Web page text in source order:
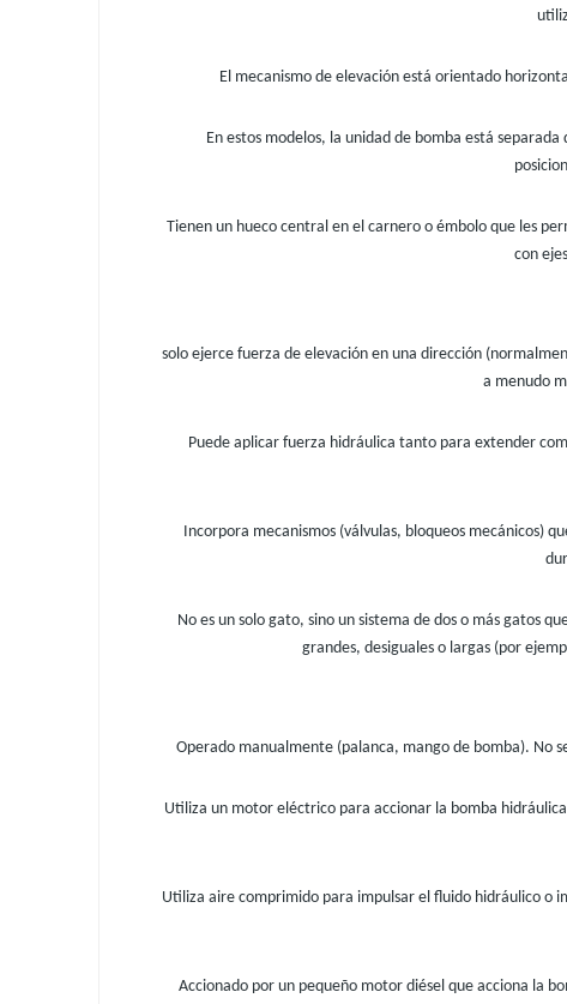
El mecanismo de elevación está orientado
En estos modelos, la unidad de bomba está
Tienen un hueco central en el carnero o émbolo que les
con
solo ejerce fuerza de elevación en una dirección
a menudo
Puede aplicar fuerza hidráulica tanto para extender
Incorpora mecanismos (válvulas, bloqueos mecánicos)
No es un solo gato, sino un sistema de dos o más gatos
grandes, desiguales o largas (por
Operado manualmente (palanca, mango de bomba). No
Utiliza un motor eléctrico para accionar la bomba
Utiliza aire comprimido para impulsar el fluido hidráulico o
Accionado por un pequeño motor diésel que acciona la